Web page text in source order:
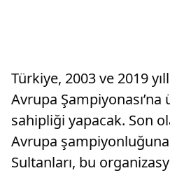
Türkiye, 2003 ve 2019
Avrupa Şampiyonası’na
sahipliği yapacak. Son
Avrupa
Sultanları, bu